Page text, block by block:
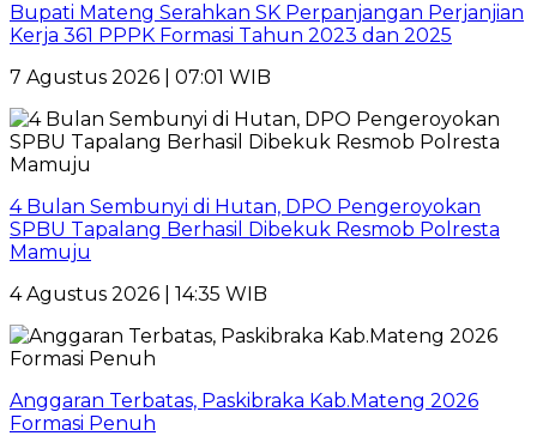
Bupati Mateng Serahkan SK Perpanjangan Perjanjian
Kerja 361 PPPK Formasi Tahun 2023 dan 2025
7 Agustus 2026 | 07:01 WIB
4 Bulan Sembunyi di Hutan, DPO Pengeroyokan
SPBU Tapalang Berhasil Dibekuk Resmob Polresta
Mamuju
4 Agustus 2026 | 14:35 WIB
Anggaran Terbatas, Paskibraka Kab.Mateng 2026
Formasi Penuh